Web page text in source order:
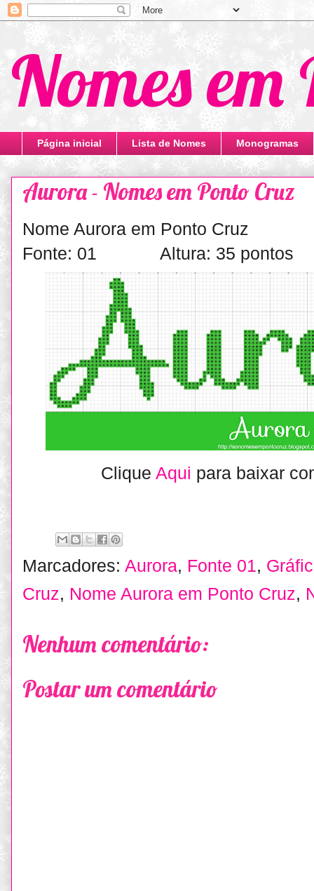
Nomes
Página inicial Lista de Nomes Monogramas
Aurora - Nomes em Ponto Cruz
Nome Aurora em Ponto Cruz
Fonte: 01 Altura: 35 pontos
Clique Aqui para baixar
Marcadores: Aurora, Fonte 01,
Cruz, Nome Aurora em Ponto Cruz,
Nenhum comentário:
Postar um comentário